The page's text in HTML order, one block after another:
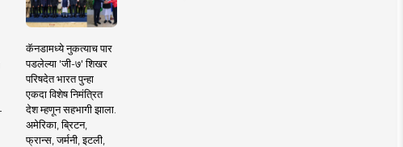
कॅनडामध्ये नुकत्याच पार
पडलेल्या 'जी-७' शिखर
परिषदेत भारत पुन्हा
एकदा विशेष निमंत्रित
देश म्हणून सहभागी झाला.
अमेरिका, ब्रिटन,
फ्रान्स, जर्मनी, इटली,